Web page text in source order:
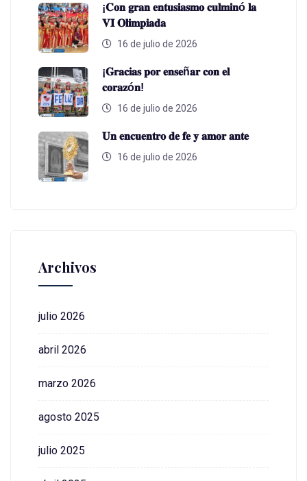
¡𝐂𝐨𝐧 𝐠𝐫𝐚𝐧 𝐞𝐧𝐭𝐮𝐬𝐢𝐚𝐬𝐦𝐨 𝐜𝐮𝐥𝐦𝐢𝐧ó 𝐥𝐚
𝐕𝐈 𝐎𝐥𝐢𝐦𝐩𝐢𝐚𝐝𝐚
16 de julio de 2026
¡𝐆𝐫𝐚𝐜𝐢𝐚𝐬 𝐩𝐨𝐫 𝐞𝐧𝐬𝐞ñ𝐚𝐫 𝐜𝐨𝐧 𝐞𝐥
𝐜𝐨𝐫𝐚𝐳ó𝐧!
16 de julio de 2026
𝐔𝐧 𝐞𝐧𝐜𝐮𝐞𝐧𝐭𝐫𝐨 𝐝𝐞 𝐟𝐞 𝐲 𝐚𝐦𝐨𝐫 𝐚𝐧𝐭𝐞
16 de julio de 2026
Archivos
julio 2026
abril 2026
marzo 2026
agosto 2025
julio 2025